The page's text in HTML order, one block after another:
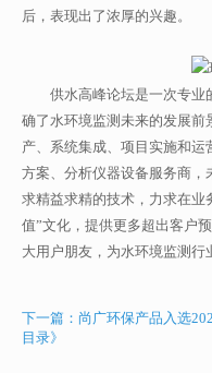
后，表现出了浓厚的兴趣。
供水高峰论坛是一次专业
确了水环境监测未来的发展前
产、系统集成、项目实施和
方案、分析仪器设备服务商，
求精益求精的技术，力求在业
值”文化，提供更多超出客户
大用户朋友，为水环境监测行
下一篇：尚广环保产品入选
目录》